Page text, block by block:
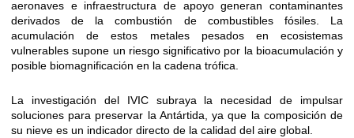
aeronaves e infraestructura de apoyo generan contaminantes
derivados de la combustión de combustibles fósiles. La
acumulación de estos metales pesados en ecosistemas
vulnerables supone un riesgo significativo por la bioacumulación y
posible biomagnificación en la cadena trófica.
La investigación del IVIC subraya la necesidad de impulsar
soluciones para preservar la Antártida, ya que la composición de
su nieve es un indicador directo de la calidad del aire global.